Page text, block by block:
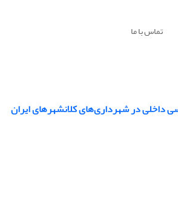
تماس با ما
داخلی در شهرداری‌های کلانشهرهای ایران